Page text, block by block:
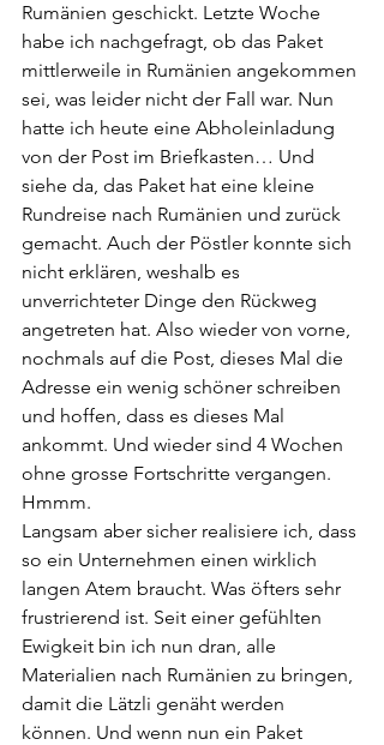
Rumänien geschickt. Letzte Woche
habe ich nachgefragt, ob das Paket
mittlerweile in Rumänien angekommen
sei, was leider nicht der Fall war. Nun
hatte ich heute eine Abholeinladung
von der Post im Briefkasten… Und
siehe da, das Paket hat eine kleine
Rundreise nach Rumänien und zurück
gemacht. Auch der Pöstler konnte sich
nicht erklären, weshalb es
unverrichteter Dinge den Rückweg
angetreten hat. Also wieder von vorne,
nochmals auf die Post, dieses Mal die
Adresse ein wenig schöner schreiben
und hoffen, dass es dieses Mal
ankommt. Und wieder sind 4 Wochen
ohne grosse Fortschritte vergangen.
Hmmm.
Langsam aber sicher realisiere ich, dass
so ein Unternehmen einen wirklich
langen Atem braucht. Was öfters sehr
frustrierend ist. Seit einer gefühlten
Ewigkeit bin ich nun dran, alle
Materialien nach Rumänien zu bringen,
damit die Lätzli genäht werden
können. Und wenn nun ein Paket